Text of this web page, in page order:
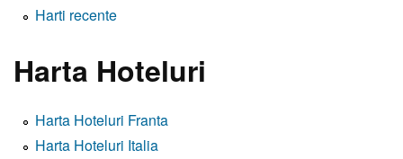
Harti recente
Harta Hoteluri
Harta Hoteluri Franta
Harta Hoteluri Italia